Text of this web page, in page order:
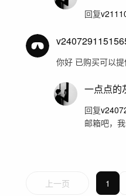
回复
你好 已购买可以提
一点点的
回复
邮箱吧，
上一页 1